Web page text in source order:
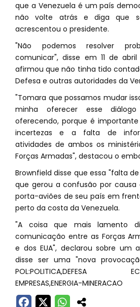
que a Venezuela é um país
não volte atrás e diga que
acrescentou o presidente.
"Não podemos resolver
comunicar", disse em 11 de
afirmou que não tinha tido
Defesa e outras autoridades da
"Tomara que possamos mudar
minha oferecer esse
oferecendo, porque é
incertezas e a falta de
atividades de ambos os
Forças Armadas", destacou o
Brownfield disse que essa "falta
que gerou a confusão por
porta-aviões de seu país em
perto da costa da Venezuela.
"A coisa que mais lamento
comunicação entre as Forças
e dos EUA", declarou sobre um
disse ser uma "nova
POL:POLITICA,DEFESA
EMPRESAS,ENERGIA-MINERACAO